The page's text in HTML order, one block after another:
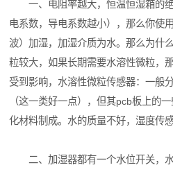
一、电阻率越大，恒温恒湿箱的绝
电系数，导电系数越小），那么你使
波）加湿，加湿介质为水。那么为什
粒较大，如果长期需要水溶性微粒，
受到影响，水溶性微粒传感器：一般
（这一类好一点），但其pcb板上的
化材料制成。水的质量不好，湿度传
二、加湿器都有一个水位开关，水